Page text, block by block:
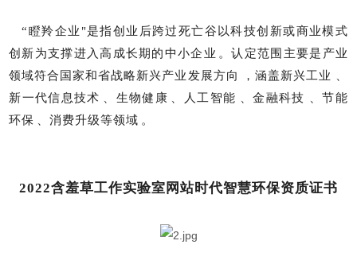
“瞪羚企业"是指创业后跨过死亡谷以科技创新或商业模式
创新为支撑进入高成长期的中小企业。认定范围主要是产业
领域符合国家和省战略新兴产业发展方向，涵盖新兴工业、
新一代信息技术、生物健康、人工智能、金融科技、节能
环保、消费升级等领域。
2022含羞草工作实验室网站时代智慧环保资质证书